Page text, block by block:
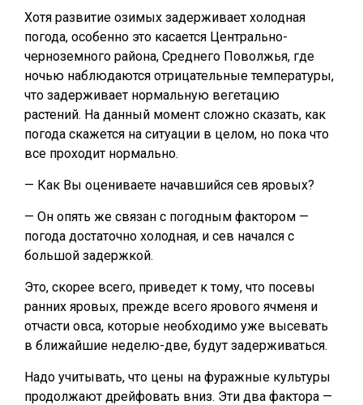
Хотя развитие озимых задерживает холодная
погода, особенно это касается Центрально-
черноземного района, Среднего Поволжья, где
ночью наблюдаются отрицательные температуры,
что задерживает нормальную вегетацию
растений. На данный момент сложно сказать, как
погода скажется на ситуации в целом, но пока что
все проходит нормально.
— Как Вы оцениваете начавшийся сев яровых?
— Он опять же связан с погодным фактором —
погода достаточно холодная, и сев начался с
большой задержкой.
Это, скорее всего, приведет к тому, что посевы
ранних яровых, прежде всего ярового ячменя и
отчасти овса, которые необходимо уже высевать
в ближайшие неделю-две, будут задерживаться.
Надо учитывать, что цены на фуражные культуры
продолжают дрейфовать вниз. Эти два фактора —